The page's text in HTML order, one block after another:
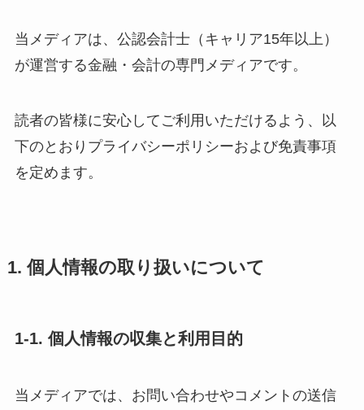
当メディアは、公認会計士（キャリア15年以上）
が運営する金融・会計の専門メディアです。
読者の皆様に安心してご利用いただけるよう、以
下のとおりプライバシーポリシーおよび免責事項
を定めます。
1. 個人情報の取り扱いについて
1-1. 個人情報の収集と利用目的
当メディアでは、お問い合わせやコメントの送信